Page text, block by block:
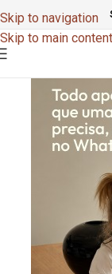
Skip to navigation
Skip to main content